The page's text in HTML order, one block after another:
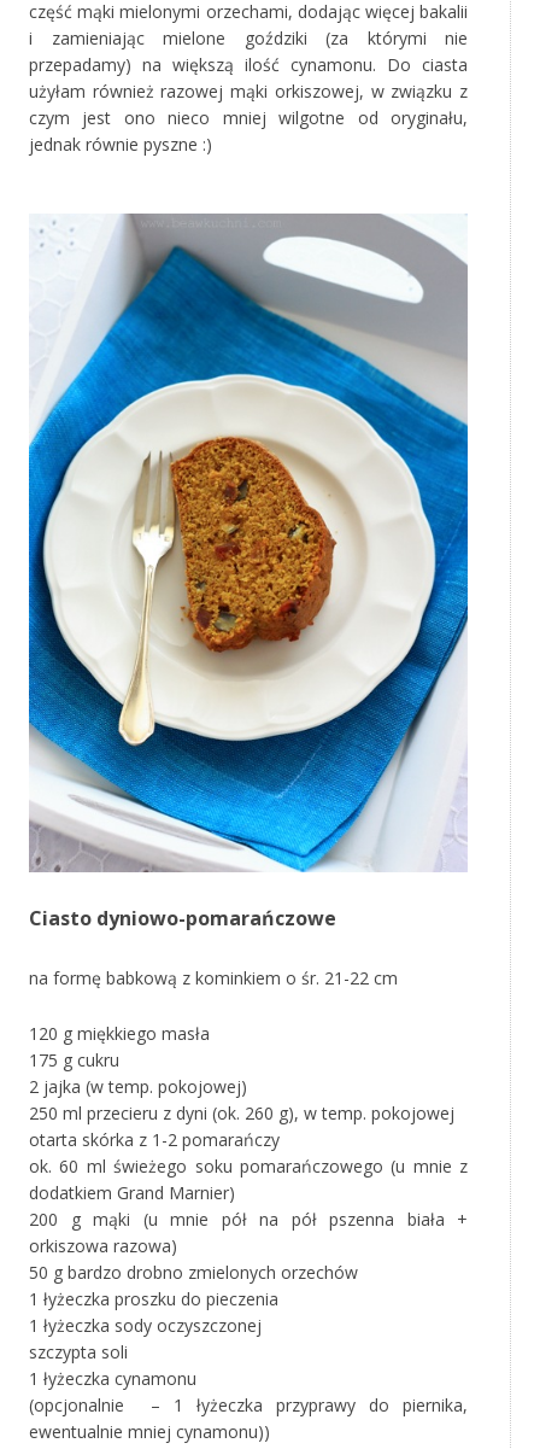
część mąki mielonymi orzechami, dodając więcej bakalii
i zamieniając mielone goździki (za którymi nie
przepadamy) na większą ilość cynamonu. Do ciasta
użyłam również razowej mąki orkiszowej, w związku z
czym jest ono nieco mniej wilgotne od oryginału,
jednak równie pyszne :)
Ciasto dyniowo-pomarańczowe
na formę babkową z kominkiem o śr. 21-22 cm
120 g miękkiego masła
175 g cukru
2 jajka (w temp. pokojowej)
250 ml przecieru z dyni (ok. 260 g), w temp. pokojowej
otarta skórka z 1-2 pomarańczy
ok. 60 ml świeżego soku pomarańczowego (u mnie z
dodatkiem Grand Marnier)
200 g mąki (u mnie pół na pół pszenna biała +
orkiszowa razowa)
50 g bardzo drobno zmielonych orzechów
1 łyżeczka proszku do pieczenia
1 łyżeczka sody oczyszczonej
szczypta soli
1 łyżeczka cynamonu
(opcjonalnie – 1 łyżeczka przyprawy do piernika,
ewentualnie mniej cynamonu))